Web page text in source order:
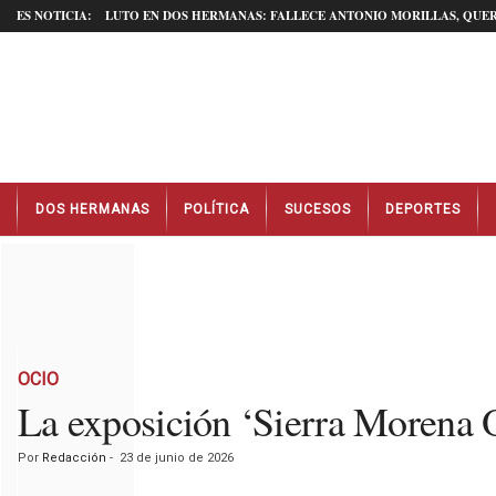
ES NOTICIA: LUTO EN DOS HERMANAS: FALLECE ANTONIO MORILLAS,
t
DOS HERMANAS POLÍTICA SUCESOS DEPORTES
OCIO
La exposición ‘Sierra Morena
Por Redacción - 23 de junio de 2026